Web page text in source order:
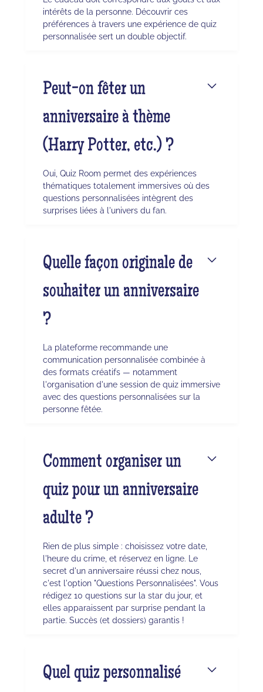
intérêts de la personne. Découvrir ces
préférences à travers une expérience de quiz
personnalisée sert un double objectif.
Peut-on fêter un
anniversaire à thème
(Harry Potter, etc.) ?
Oui, Quiz Room permet des expériences
thématiques totalement immersives où des
questions personnalisées intègrent des
surprises liées à l'univers du fan.
Quelle façon originale de
souhaiter un anniversaire
?
La plateforme recommande une
communication personnalisée combinée à
des formats créatifs — notamment
l'organisation d'une session de quiz immersive
avec des questions personnalisées sur la
personne fêtée.
Comment organiser un
quiz pour un anniversaire
adulte ?
Rien de plus simple : choisissez votre date,
l'heure du crime, et réservez en ligne. Le
secret d'un anniversaire réussi chez nous,
c'est l'option "Questions Personnalisées". Vous
rédigez 10 questions sur la star du jour, et
elles apparaissent par surprise pendant la
partie. Succès (et dossiers) garantis !
Quel quiz personnalisé